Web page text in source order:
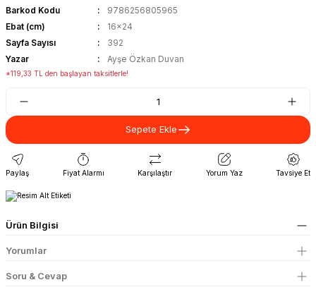
Barkod Kodu
9786256805965
Ebat (cm)
16x24
Sayfa Sayısı
392
Yazar
Ayşe Özkan Duvan
*119,33 TL den başlayan taksitlerle!
Sepete Ekle
Paylaş Fiyat Alarmı Karşılaştır Yorum Yaz Tavsiye Et
Ürün Bilgisi
Yorumlar
Soru & Cevap